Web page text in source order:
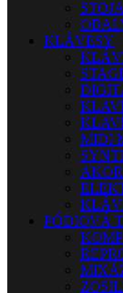
KLÁVESY
MIDI
PÓDIOVÁ